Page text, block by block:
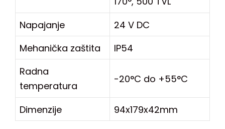
Napajanje
24 V DC
Mehanička zaštita
IP54
Radna
temperatura
-20°C do +55°C
Dimenzije 94x179x42mm